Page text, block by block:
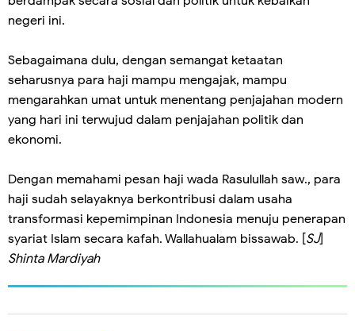
negeri ini.
Sebagaimana dulu, dengan semangat ketaatan
seharusnya para haji mampu mengajak, mampu
mengarahkan umat untuk menentang penjajahan modern
yang hari ini terwujud dalam penjajahan politik dan
ekonomi.
Dengan memahami pesan haji wada Rasulullah saw., para
haji sudah selayaknya berkontribusi dalam usaha
transformasi kepemimpinan Indonesia menuju penerapan
syariat Islam secara kafah. Wallahualam bissawab. [SJ]
Shinta Mardiyah